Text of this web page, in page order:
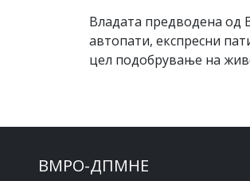
Владата предводена од
автопати, експресни
цел подобрување на
ВМРО-ДПМНЕ